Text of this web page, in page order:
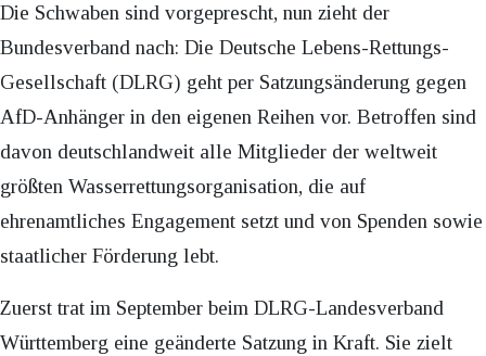
Die Schwaben sind vorgeprescht, nun zieht der
Bundesverband nach: Die Deutsche Lebens-Rettungs-
Gesellschaft (DLRG) geht per Satzungsänderung gegen
AfD-Anhänger in den eigenen Reihen vor. Betroffen sind
davon deutschlandweit alle Mitglieder der weltweit
größten Wasserrettungsorganisation, die auf
ehrenamtliches Engagement setzt und von Spenden sowie
staatlicher Förderung lebt.
Zuerst trat im September beim DLRG-Landesverband
Württemberg eine geänderte Satzung in Kraft. Sie zielt